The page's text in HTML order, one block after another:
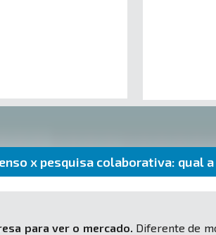
x pesquisa colaborativa: qual
para ver o mercado. Diferente de